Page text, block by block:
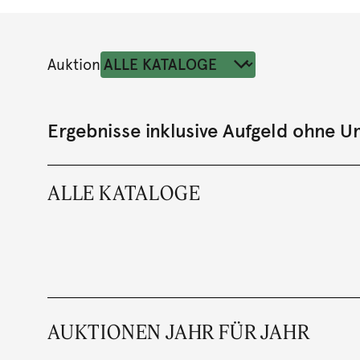
Auktion
Ergebnisse inklusive Aufgeld ohne
ALLE KATALOGE
AUKTIONEN JAHR FÜR JAHR